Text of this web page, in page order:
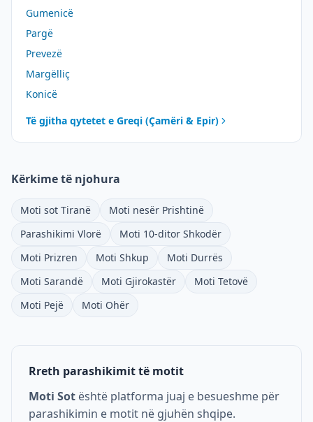
Gumenicë
Pargë
Prevezë
Margëlliç
Konicë
Të gjitha qytetet e Greqi (Çamëri & Epir)
Kërkime të njohura
Moti sot Tiranë
Moti nesër Prishtinë
Parashikimi Vlorë
Moti 10-ditor Shkodër
Moti Prizren
Moti Shkup
Moti Durrës
Moti Sarandë
Moti Gjirokastër
Moti Tetovë
Moti Pejë
Moti Ohër
Rreth parashikimit të motit
Moti Sot është platforma juaj e besueshme për
parashikimin e motit në gjuhën shqipe.